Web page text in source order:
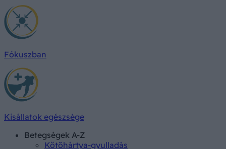
Fókuszban
Kisállatok egészsége
Betegségek A-Z
Kötőhártya-gyulladás